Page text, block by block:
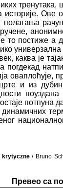
тренутака,
Ове
полагања
то постиже а
универзална
каква је
оваплоћује,
и из
поуздана
потпуна
krytyczne/ Bruno
Превео са